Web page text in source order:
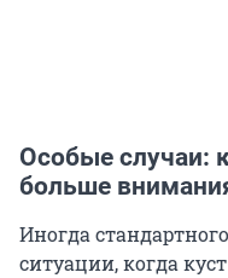
Особые случаи:
больше
Иногда
ситуации, когда